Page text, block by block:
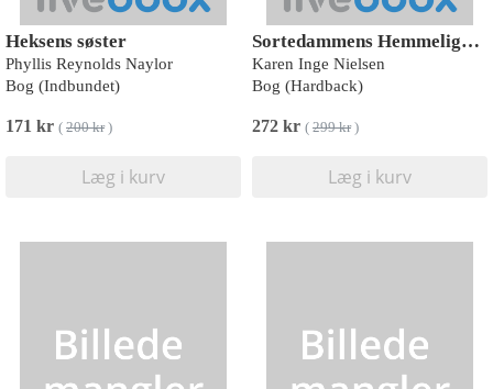
Heksens søster
Phyllis Reynolds Naylor
Bog (Indbundet)
171 kr ( 200 kr)
Læg i kurv
Sortedammens Hemmeligheder - Djævlepassagen 1
Karen Inge Nielsen
Bog (Hardback)
272 kr ( 299 kr)
Læg i kurv